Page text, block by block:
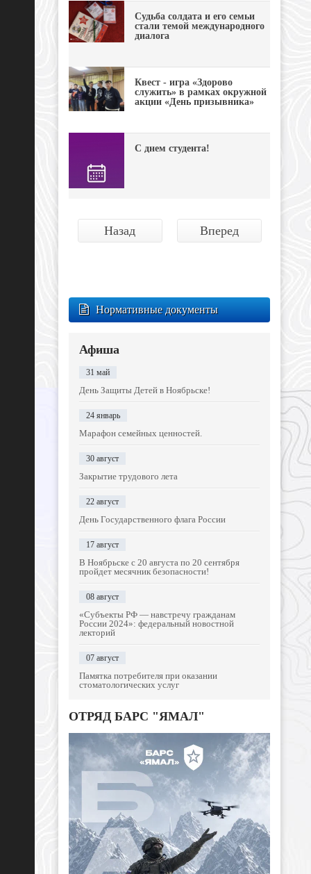
Судьба солдата и его семьи
стали темой международного
диалога
Квест - игра «Здорово
служить» в рамках окружной
акции «День призывника»
С днем студента!
Назад Вперед
Нормативные документы
Афиша
31 май
День Защиты Детей в Ноябрьске!
24 январь
Марафон семейных ценностей.
30 август
Закрытие трудового лета
22 август
День Государственного флага России
17 август
В Ноябрьске с 20 августа по 20 сентября
пройдет месячник безопасности!
08 август
«Субъекты РФ — навстречу гражданам
России 2024»: федеральный новостной
лекторий
07 август
Памятка потребителя при оказании
стоматологических услуг
ОТРЯД БАРС "ЯМАЛ"